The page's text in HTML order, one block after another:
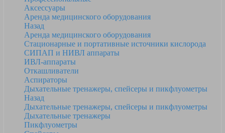
Аксессуары
Аренда медицинского оборудования
Назад
Аренда медицинского оборудования
Стационарные и портативные источники кислорода
СИПАП и НИВЛ аппараты
ИВЛ-аппараты
Откашливатели
Аспираторы
Дыхательные тренажеры, спейсеры и пикфлуометры
Назад
Дыхательные тренажеры, спейсеры и пикфлуометры
Дыхательные тренажеры
Пикфлуометры